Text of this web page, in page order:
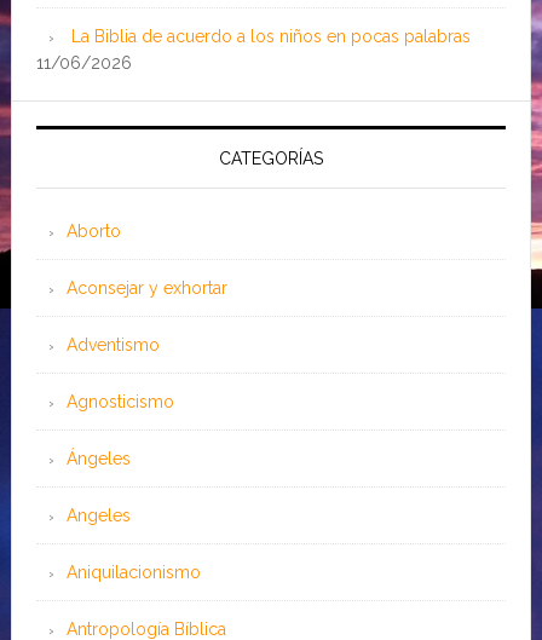
La Biblia de acuerdo a los niños en pocas palabras
11/06/2026
CATEGORÍAS
Aborto
Aconsejar y exhortar
Adventismo
Agnosticismo
Ángeles
Angeles
Aniquilacionismo
Antropología Bíblica